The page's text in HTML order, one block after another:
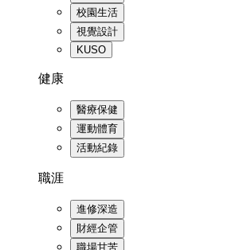
校園生活
視覺設計
KUSO
健康
醫療保健
運動體育
活動紀錄
職涯
進修深造
財經企管
職場甘苦